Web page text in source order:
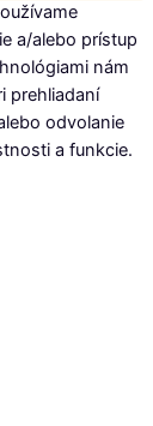
a/alebo prístup
nám
prehliadaní
odvolanie
a funkcie.